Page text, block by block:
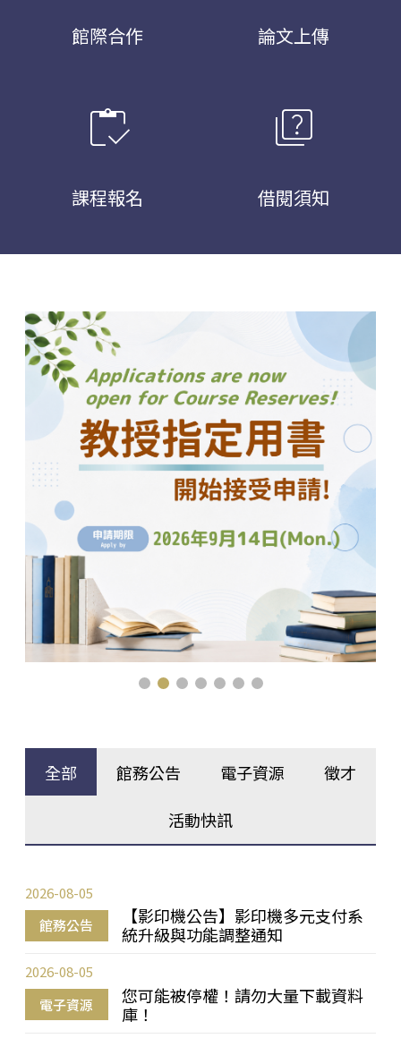
館際合作 論文上傳
inventory
課程報名
quiz
借閱須知
全部 館務公告 電子資源 徵才
活動快訊
館務公告
【影印機公告】影印機多元支付系
統升級與功能調整通知
2026-08-05
電子資源
您可能被停權！請勿大量下載資料
庫！
2026-08-05